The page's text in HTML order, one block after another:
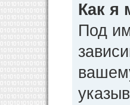
Как я
Под